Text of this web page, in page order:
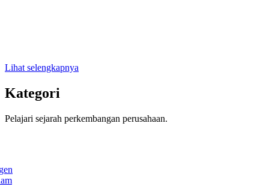
Lihat selengkapnya
Kategori
Pelajari sejarah perkembangan perusahaan.